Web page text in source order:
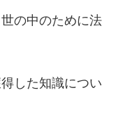
の中のために法
した知識につい